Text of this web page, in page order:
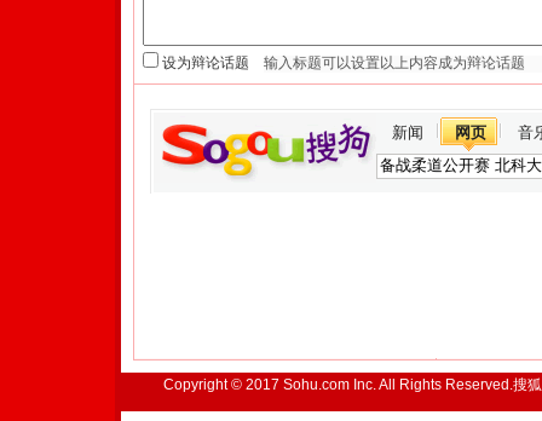
设为辩论话题
新闻 网页 音
Copyright © 2017 Sohu.com Inc. All Rights Reserved.搜